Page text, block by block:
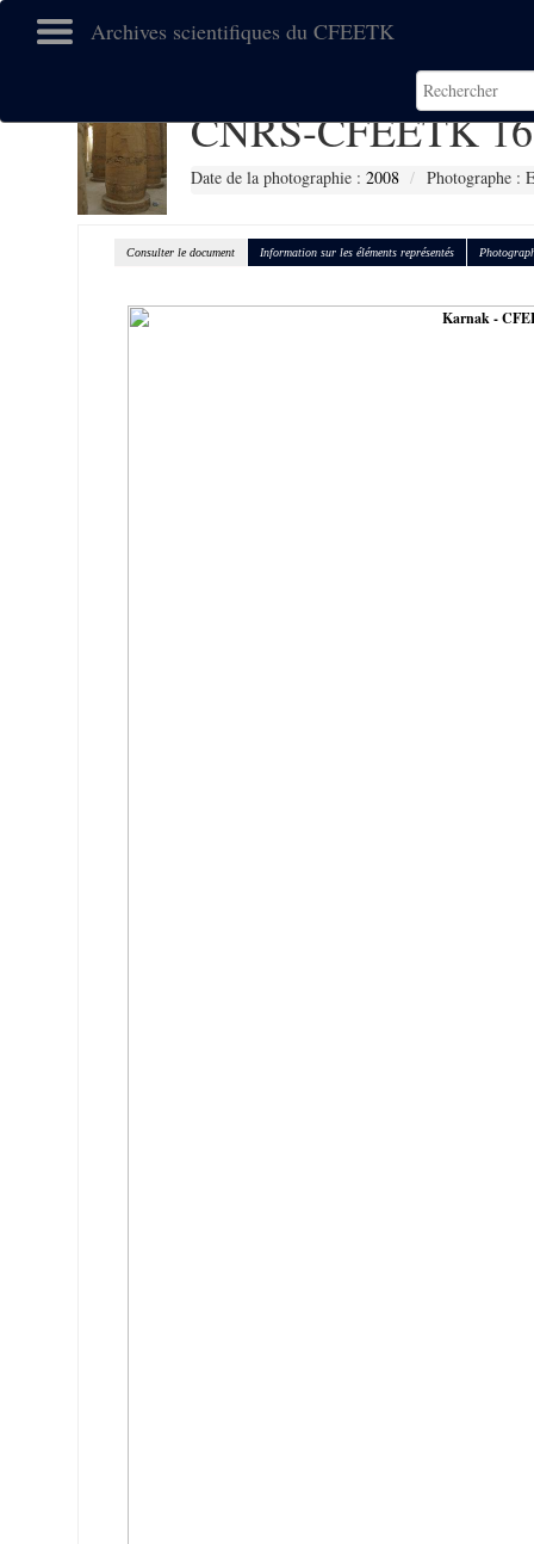
Archives scientifiques du CFEETK
CNRS-CFEETK
Date de la photographie : 2008 Photographe :
Consulter le document Information sur les éléments représentés